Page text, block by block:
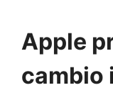
Apple
cambio